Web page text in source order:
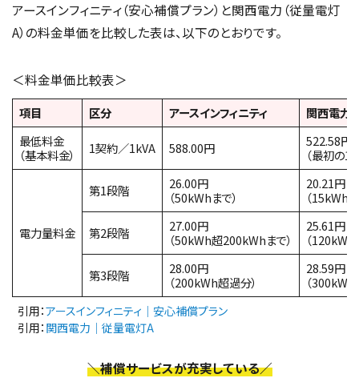
アースインフィニティ（安心補償プラン）と関西電力（従量電灯
A）の料金単価を比較した表は、以下のとおりです。
＜料金単価比較表＞
項目 区分 アースインフィニティ
関西電力
最低料金
（基本料金）
1契約／1kVA 588.00円
522.58円
（最初の
電力量料金
第1段階
26.00円
（50kWhまで）
20.21円
（15kWh
第2段階
27.00円
（50kWh超200kWhまで）
25.61円
（
第3段階
28.00円
（200kWh超過分）
28.59円
（300kWh
引用：アースインフィニティ｜安心補償プラン
引用： 関西電力｜従量電灯A
＼補償サービスが充実している／